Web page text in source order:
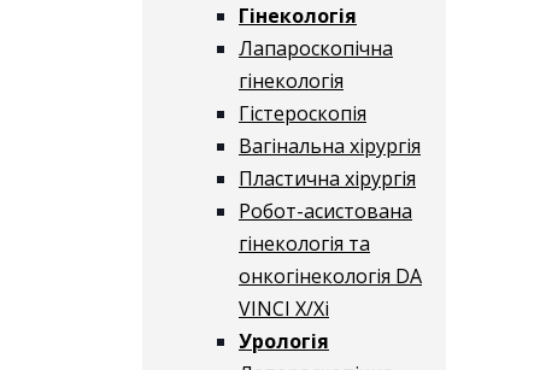
Гінекологія
Лапароскопічна
гінекологія
Гістероскопія
Вагінальна хірургія
Пластична хірургія
Робот-асистована
гінекологія та
онкогінекологія DA
VINCI X/Xі
Урологія